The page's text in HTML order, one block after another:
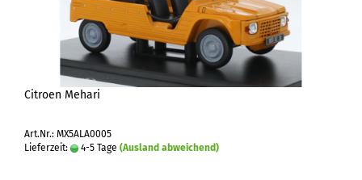
Citroen Mehari
Art.Nr.: MX5ALA0005
Lieferzeit:
4-5 Tage (Ausland abweichend)